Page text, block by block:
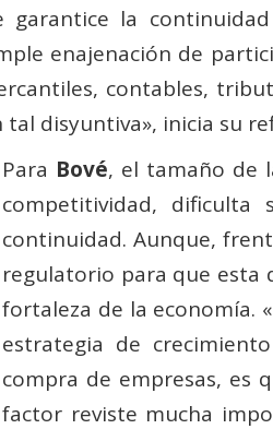
la
enajenación de
contables,
disyuntiva», inicia su
Para Bové, el tamaño de
competitividad, dificulta
continuidad. Aunque,
regulatorio para que esta
fortaleza de la economía.
estrategia de
compra de empresas, es
factor reviste mucha